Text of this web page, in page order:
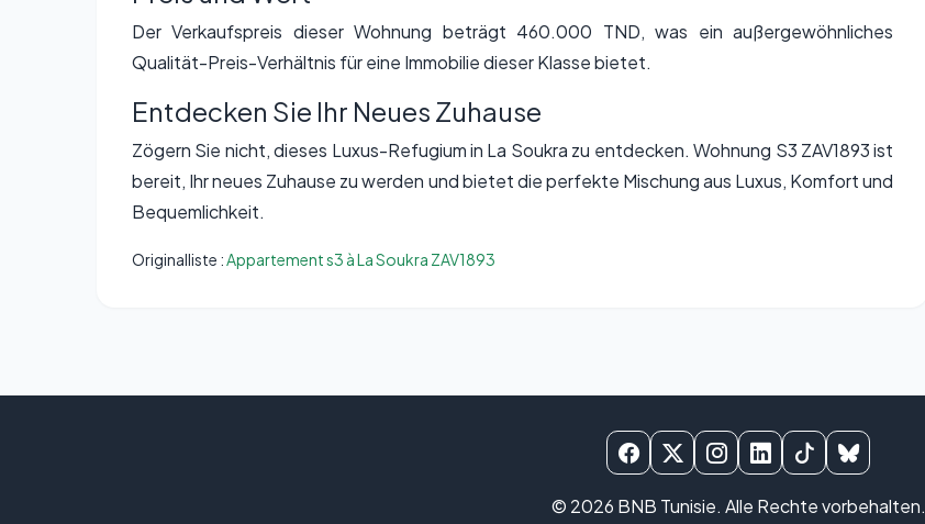
Der Verkaufspreis dieser Wohnung beträgt 460.000 TND, was ein außergewöhnliches
Qualität-Preis-Verhältnis für eine Immobilie dieser Klasse bietet.
Entdecken Sie Ihr Neues Zuhause
Zögern Sie nicht, dieses Luxus-Refugium in La Soukra zu entdecken. Wohnung S3 ZAV1893 ist
bereit, Ihr neues Zuhause zu werden und bietet die perfekte Mischung aus Luxus, Komfort und
Bequemlichkeit.
Originalliste :Appartement s3 à La Soukra ZAV1893
© 2026 BNB Tunisie. Alle Rechte vorbehalten.